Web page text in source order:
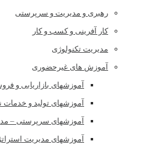
رهبری و مدیریت و سرپرستی
کار آفرینی و کسب و کار
مدیریت تکنولوژی
آموزش های غیرحضوری
آموزشهای بازاریابی و
آموزشهای تولید و خدمات
آموزشهای سرپرستی –
آموزشهای مدیریت